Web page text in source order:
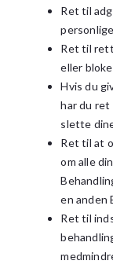
Ret til
Ret til
eller
Hvis du
har du
slette
Ret til at
om alle
en anden
Ret til